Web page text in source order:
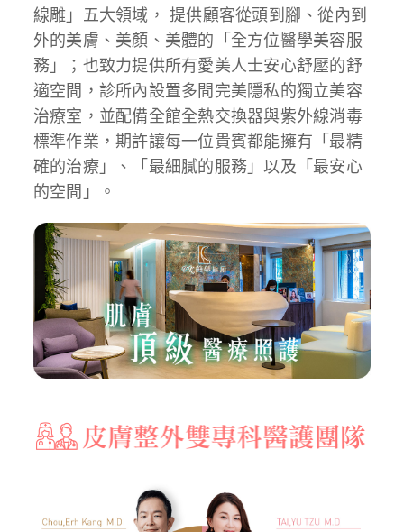
線雕」五大領域， 提供顧客從頭到腳、從內到
外的美膚、美顏、美體的「全方位醫學美容服
務」；也致力提供所有愛美人士安心舒壓的舒
適空間，診所內設置多間完美隱私的獨立美容
治療室，並配備全館全熱交換器與紫外線消毒
標準作業，期許讓每一位貴賓都能擁有「最精
確的治療」、「最細膩的服務」以及「最安心
的空間」。